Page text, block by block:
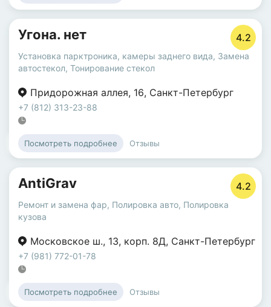
Угона. нет 4.2
Установка парктроника, камеры заднего вида, Замена
автостекол, Тонирование стекол
Придорожная аллея, 16, Санкт-Петербург
+7 (812) 313-23-88
Посмотреть подробнее Отзывы
AntiGrav 4.2
Ремонт и замена фар, Полировка авто, Полировка
кузова
Московское ш., 13, корп. 8Д, Санкт-Петербург
+7 (981) 772-01-78
Посмотреть подробнее Отзывы